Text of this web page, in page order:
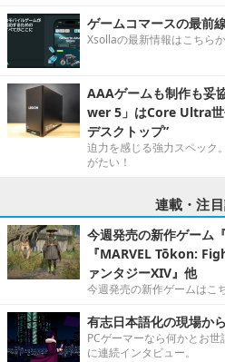
ゲームコマースの最前
Xsollaの最新情報はこちらか
AAAゲームも制作も妥
wer 5」はCore Ultra世
デスクトップ”
迫力を感じる強力スペック
がたい！
連載・注
今週発売の新作ゲーム
『MARVEL Tōkon:
ァンタジーXIV』他
今週発売の新作ゲームはこ
有志日本語化の現場から
PCゲーマーなら何かとお
に連続インタビュー。